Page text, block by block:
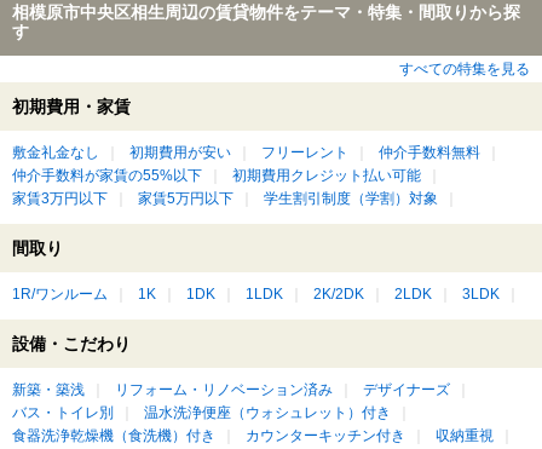
相模原市中央区相生周辺の賃貸物件をテーマ・特集・間取りから探
す
すべての特集を見る
初期費用・家賃
敷金礼金なし 初期費用が安い フリーレント
仲介手数料無料
仲介手数料が家賃の55%以下
初期費用クレジット払い可能
家賃3万円以下
家賃5万円以下 学生割引制度（学割）対象
間取り
1R/ワンルーム 1K 1DK 1LDK 2K/2DK 2LDK 3LDK
設備・こだわり
新築・築浅 リフォーム・リノベーション済み
デザイナーズ
バス・トイレ別
温水洗浄便座（ウォシュレット）付き
食器洗浄乾燥機（食洗機）付き
カウンターキッチン付き
収納重視